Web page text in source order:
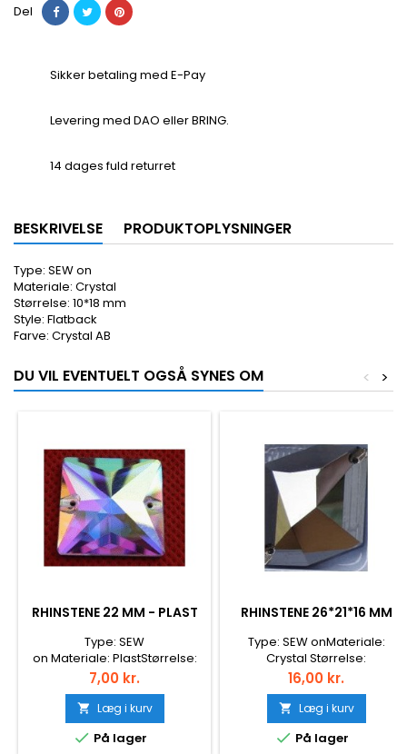
Del
Sikker betaling med E-Pay
Levering med DAO eller BRING.
14 dages fuld returret
BESKRIVELSE PRODUKTOPLYSNINGER
Type: SEW on
Materiale: Crystal
Størrelse: 10*18 mm
Style: Flatback
Farve: Crystal AB
DU VIL EVENTUELT OGSÅ SYNES OM >
<
RHINSTENE 22 MM - PLAST
Type: SEW
on Materiale: PlastStørrelse:
22 mmStyle: FlatbackFarve:
Crystal AB
Pris
7,00 kr.
 Læg i kurv
 På lager
RHINSTENE 26*21*16 MM
Type: SEW onMateriale:
Crystal Størrelse:
26*21,20*16mmStyle:
FlatbackFarve: Jet Hematite
Pris
16,00 kr.
 Læg i kurv
 På lager